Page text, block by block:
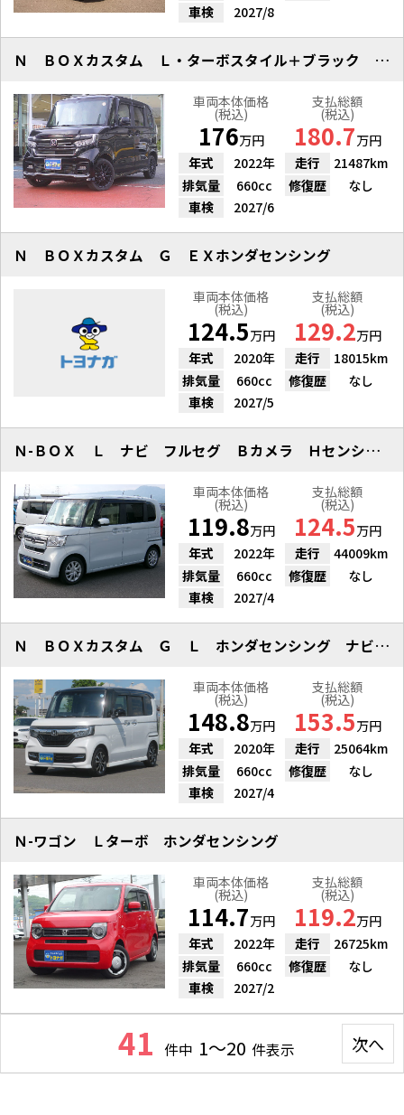
車検
2027/8
Ｎ ＢＯＸカスタム Ｌ・ターボスタイル＋ブラック ４ＷＤ ナビＴＶＢカメ
車両本体価格
(税込)
176万円
支払総額
(税込)
180.7万円
年式
2022年 走行
21487km
排気量
660cc 修復歴
なし
車検
2027/6
Ｎ ＢＯＸカスタム Ｇ ＥＸホンダセンシング
車両本体価格
(税込)
124.5万円
支払総額
(税込)
129.2万円
年式
2020年 走行
18015km
排気量
660cc 修復歴
なし
車検
2027/5
Ｎ-ＢＯＸ Ｌ ナビ フルセグ Ｂカメラ Ｈセンシング Ｓヒーター
車両本体価格
(税込)
119.8万円
支払総額
(税込)
124.5万円
年式
2022年 走行
44009km
排気量
660cc 修復歴
なし
車検
2027/4
Ｎ ＢＯＸカスタム Ｇ Ｌ ホンダセンシング ナビ Ｂカメラ ＥＴＣ
車両本体価格
(税込)
148.8万円
支払総額
(税込)
153.5万円
年式
2020年 走行
25064km
排気量
660cc 修復歴
なし
車検
2027/4
Ｎ-ワゴン Ｌターボ ホンダセンシング
車両本体価格
(税込)
114.7万円
支払総額
(税込)
119.2万円
年式
2022年 走行
26725km
排気量
660cc 修復歴
なし
車検
2027/2
41 件中 1～20 件表示 次へ